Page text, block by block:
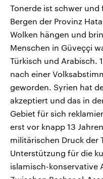
Tonerde ist schwer
Bergen der Provinz
Wolken hängen und
Menschen in Güveççi
Türkisch und Arabisch.
nach einer
geworden. Syrien hat
akzeptiert und das in
Gebiet für sich
erst vor knapp 13
militärischen Druck der
Unterstützung für die
islamisch-konservative